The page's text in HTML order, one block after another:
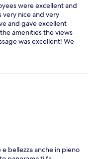
were excellent and
very nice and very
and gave excellent
amenities the views
was excellent! We
e bellezza anche in pieno